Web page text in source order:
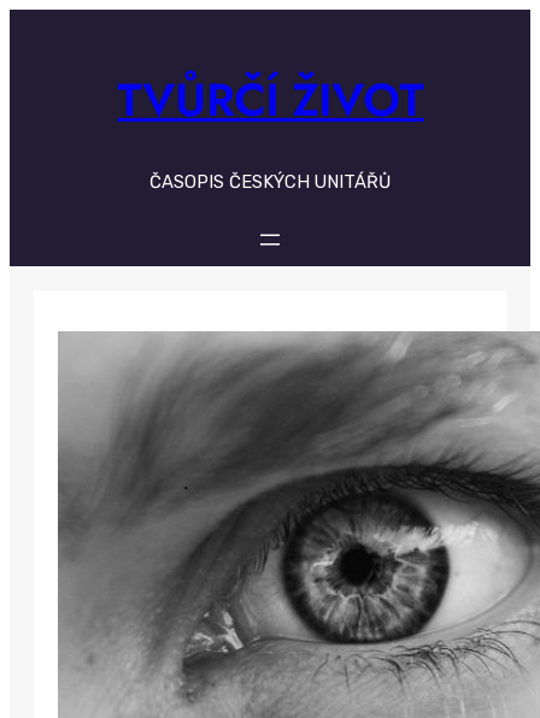
TVŮRČÍ ŽIVOT
ČASOPIS ČESKÝCH UNITÁŘŮ